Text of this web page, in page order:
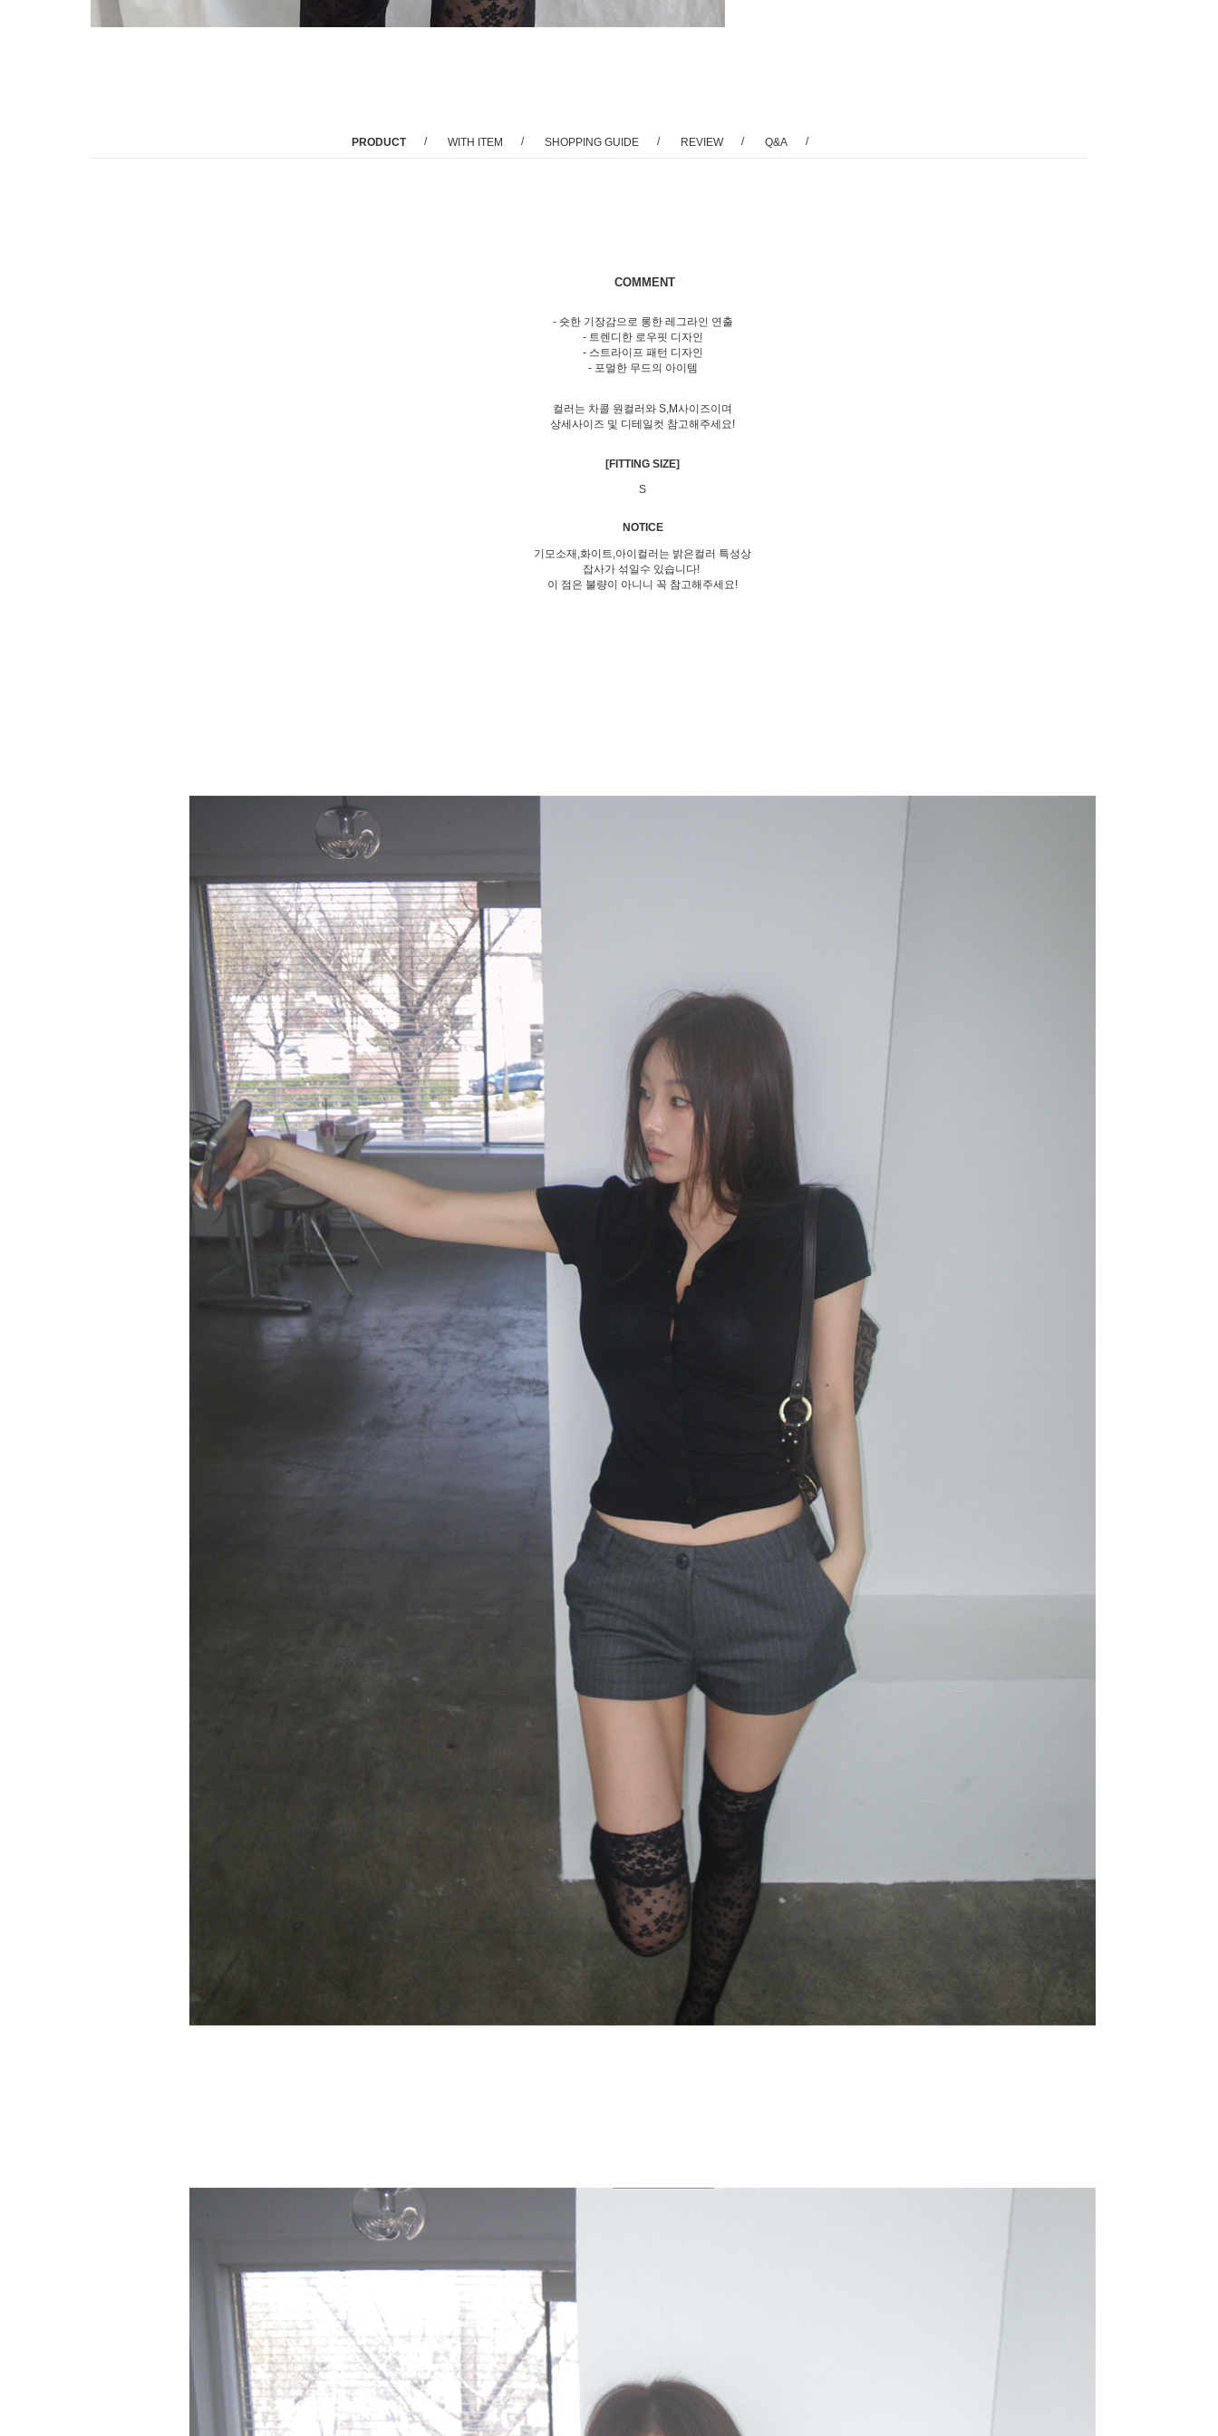
라이프 하세요!
PRODUCT / WITH ITEM / SHOPPING GUIDE / REVIEW / Q&A /
COMMENT
- 숏한 기장감으로 롱한 레그라인 연출
- 트렌디한 로우핏 디자인
- 스트라이프 패턴 디자인
- 포멀한 무드의 아이템
컬러는 차콜 원컬러와 S,M사이즈이며
상세사이즈 및 디테일컷 참고해주세요!
[FITTING SIZE]
S
NOTICE
기모소재,화이트,아이컬러는 밝은컬러 특성상
잡사가 섞일수 있습니다!
이 점은 불량이 아니니 꼭 참고해주세요!